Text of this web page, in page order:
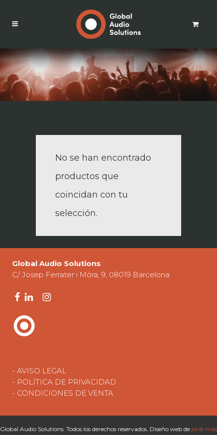
No se han encontrado
productos que
coincidan con tu
selección.
Global Audio Solutions
C/ Josep Ferrater i Móra, 9, 08019 Barcelona
- AVISO LEGAL
- POLÍTICA DE PRIVACIDAD
- CONDICIONES DE VENTA
Global Audio Solutions. Todos los derechos reservados. Diseño web de jordi mas